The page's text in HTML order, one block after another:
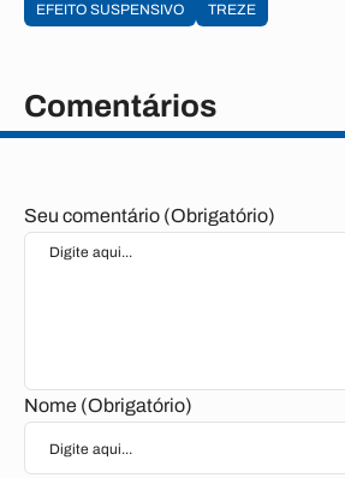
EFEITO SUSPENSIVO
TREZE
Comentários
Seu comentário (Obrigatório)
Nome (Obrigatório)